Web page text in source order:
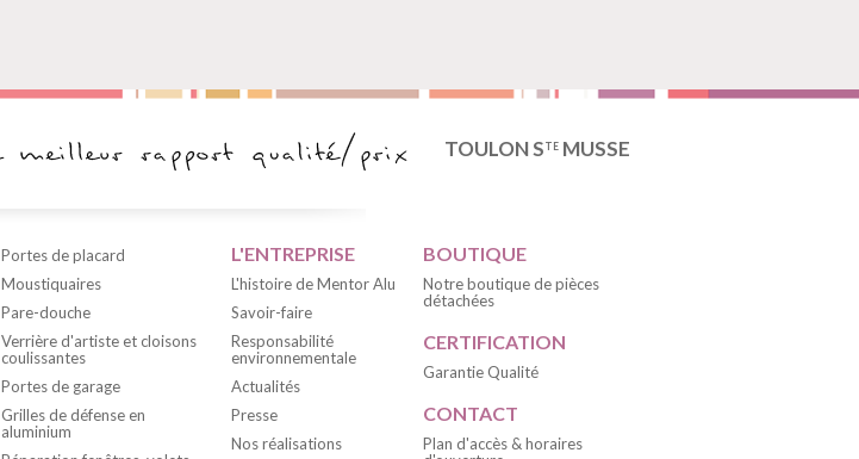
TOULON S TE MUSSE
Portes de placard
Moustiquaires
Pare-douche
Verrière d'artiste et cloisons
coulissantes
Portes de garage
Grilles de défense en
aluminium
L'ENTREPRISE
L'histoire de Mentor Alu
Savoir-faire
Responsabilité
environnementale
Actualités
Presse
Nos réalisations
BOUTIQUE
Notre boutique de pièces
détachées
CERTIFICATION
Garantie Qualité
CONTACT
Plan d'accès & horaires